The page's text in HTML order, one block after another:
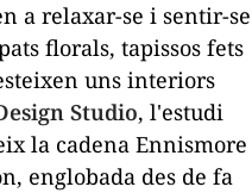
a relaxar-se i sentir-se
florals, tapissos fets
uns interiors
Studio, l'estudi
la cadena Ennismore
, englobada des de fa